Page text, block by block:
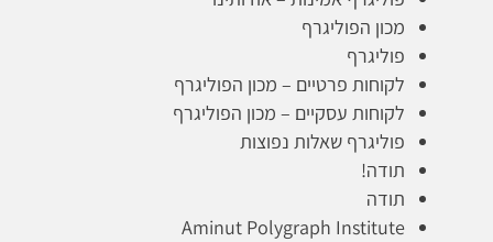
מכון הפוליגרף
פוליגרף
לקוחות פרטיים – מכון הפוליגרף
לקוחות עסקיים – מכון הפוליגרף
פוליגרף שאלות נפוצות
תודה!
תודה
Aminut Polygraph Institute